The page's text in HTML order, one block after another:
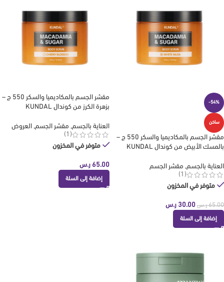
-54%
ساخن
مقشر الجسم بالمكاديميا والسكر 550 ج –
بالمسك الأبيض من كوندال KUNDAL
العناية بالجسم, مقشر الجسم
(1)
متوفر في المخزون
65.00 ر.س 30.00 ر.س
إضافة إلى السلة
مقشر الجسم بالمكاديميا والسكر 550 ج –
بزهرة الكرز من كوندال KUNDAL
العناية بالجسم, مقشر الجسم, العروض
(1)
متوفر في المخزون
65.00 ر.س
إضافة إلى السلة